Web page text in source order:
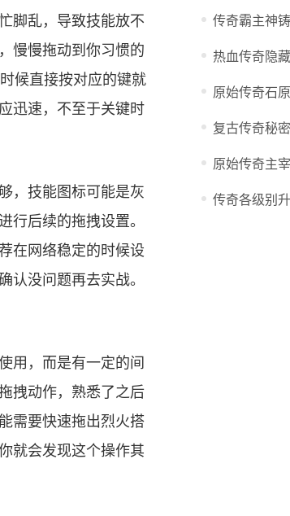
脚乱，导致技能放不
慢慢拖动到你习惯的
候直接按对应的键就
迅速，不至于关键时
，技能图标可能是灰
行后续的拖拽设置。
在网络稳定的时候设
认没问题再去实战。
用，而是有一定的间
拽动作，熟悉了之后
需要快速拖出烈火搭
就会发现这个操作其
传奇霸主神
热血传奇隐
原始传奇石
复古传奇秘
原始传奇主
传奇各级别